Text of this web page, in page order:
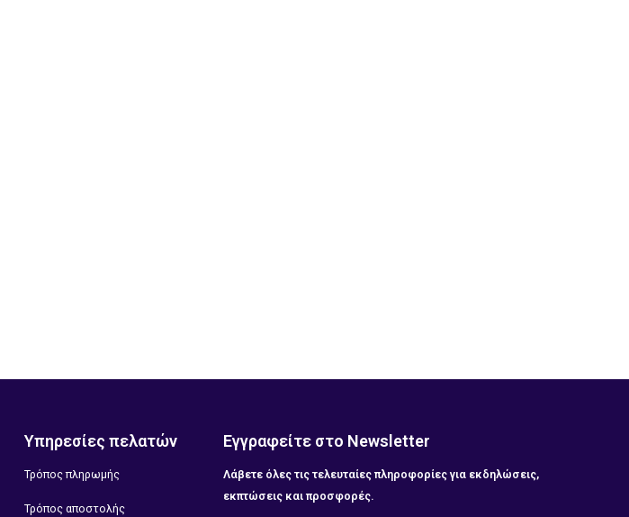
Υπηρεσίες πελατών
Τρόπος πληρωμής
Τρόπος αποστολής
Εγγραφείτε στο Newsletter
Λάβετε όλες τις τελευταίες πληροφορίες για εκδηλώσεις,
εκπτώσεις και προσφορές.